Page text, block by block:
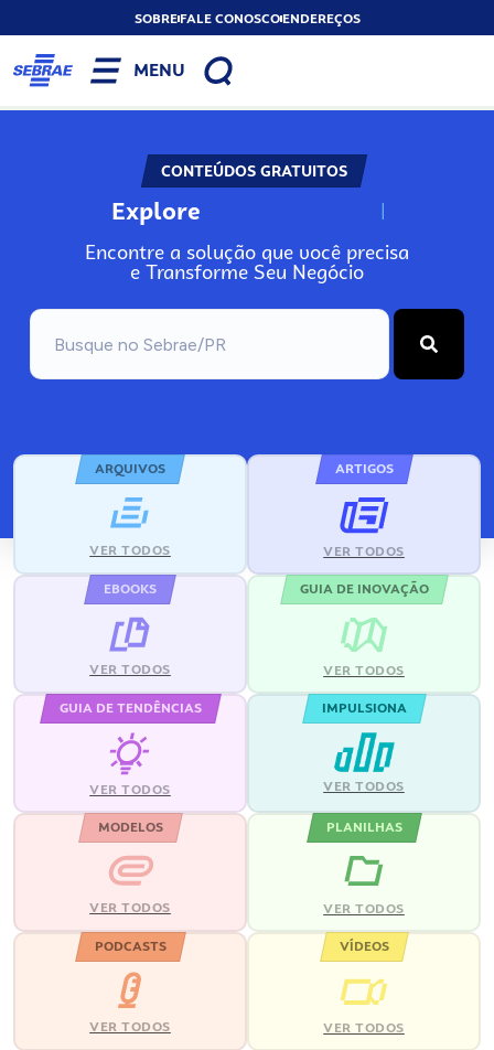
SOBREFALE CONOSCOENDEREÇOS
MENU
CONTEÚDOS GRATUITOS
Explore N
Encontre a solução que você precisa
e Transforme Seu Negócio
ARQUIVOS
VER TODOS
ARTIGOS
VER TODOS
EBOOKS
VER TODOS
GUIA DE INOVAÇÃO
VER TODOS
GUIA DE TENDÊNCIAS
VER TODOS
IMPULSIONA
VER TODOS
MODELOS
VER TODOS
PLANILHAS
VER TODOS
PODCASTS
VER TODOS
VÍDEOS
VER TODOS